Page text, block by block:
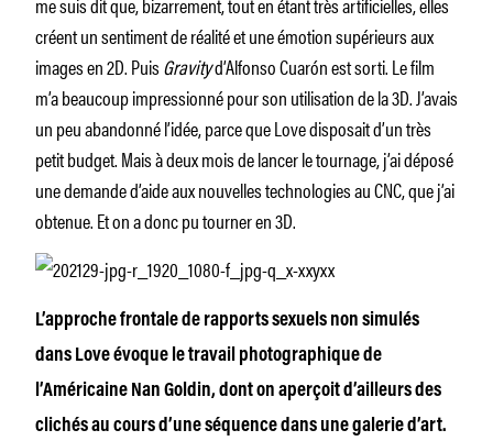
créent un sentiment de réalité et une émotion supérieurs aux
images en 2D. PuisGravityd’Alfonso Cuarón est sorti. Le film
m’a beaucoup impressionné pour son utilisation de la 3D. J’avais
un peu abandonné l’idée, parce que Love disposait d’un très
petit budget. Mais à deux mois de lancer le tournage, j’ai déposé
une demande d’aide aux nouvelles technologies au CNC, que j’ai
obtenue. Et on a donc pu tourner en 3D.
L’approche frontale de rapports sexuels non simulés
dans Love évoque le travail photographique de
l’Américaine Nan Goldin, dont on aperçoit d’ailleurs des
clichés au cours d’une séquence dans une galerie d’art.